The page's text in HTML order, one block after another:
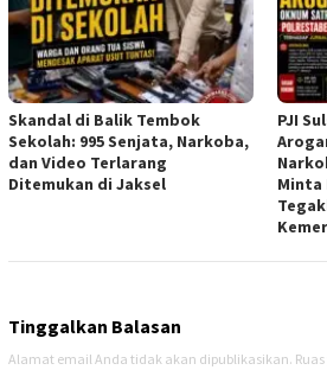
Skandal di Balik Tembok
Sekolah: 995 Senjata, Narkoba,
dan Video Terlarang
Ditemukan di Jaksel
PJI
Minta
Tinggalkan Balasan
Alamat email Anda tidak akan dipublikasikan.